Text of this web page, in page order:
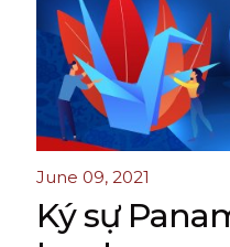
June 09, 2021
Ký sự